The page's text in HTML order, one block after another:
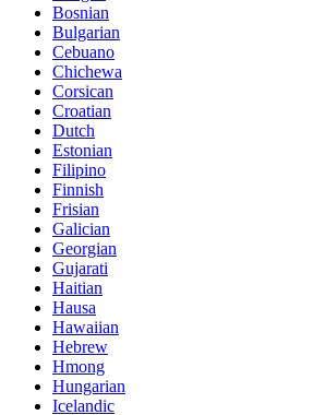
Bosnian
Bulgarian
Cebuano
Chichewa
Corsican
Croatian
Dutch
Estonian
Filipino
Finnish
Frisian
Galician
Georgian
Gujarati
Haitian
Hausa
Hawaiian
Hebrew
Hmong
Hungarian
Icelandic